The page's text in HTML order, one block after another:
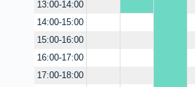
13:00-14:00
14:00-15:00
15:00-16:00
16:00-17:00
17:00-18:00